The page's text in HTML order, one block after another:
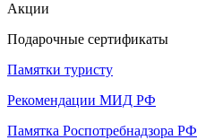
Акции
Подарочные сертификаты
Памятки туристу
Рекомендации МИД РФ
Памятка Роспотребнадзора РФ